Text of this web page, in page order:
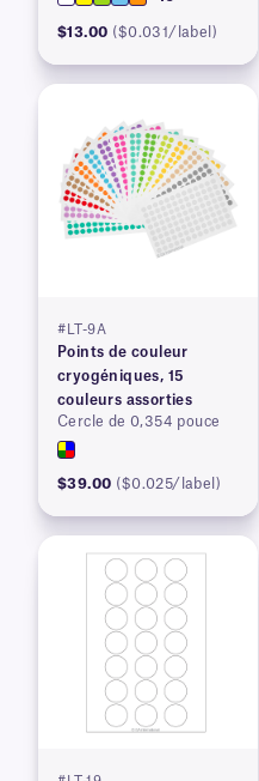
$13.00 ($0.031/label)
#LT-9A
Points de couleur
cryogéniques, 15
couleurs assorties
Cercle de 0,354 pouce
$39.00 ($0.025/label)